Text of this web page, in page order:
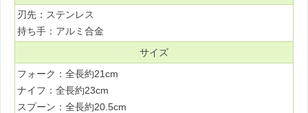
刃先：ステンレス
持ち手：アルミ合金
サイズ
フォーク：全長約21cm
ナイフ：全長約23cm
スプーン：全長約20.5cm